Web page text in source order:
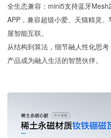
全生态兼容：mini5支持蓝牙
APP，兼容超级小爱、天猫精灵
屋智能互联。
从结构到算法，细节融人性化思
产品成为融入生活的智慧伙伴。